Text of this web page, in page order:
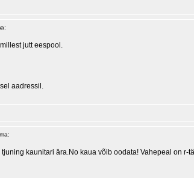
jutt eespool.
aadressil.
kaunitari ära.No kaua võib oodata! Vahepeal on